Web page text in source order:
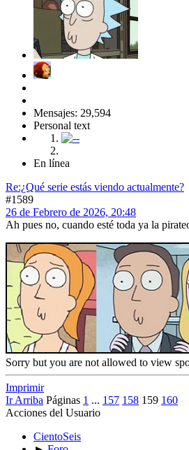
Mensajes: 29,594
Personal text
En línea
Re:¿Qué serie estás viendo actualmente?
#1589
26 de Febrero de 2026, 20:48
Ah pues no, cuando esté toda ya la
Sorry but you are not allowed to view
Imprimir
Ir Arriba Páginas 1 ... 157 158 159 160
Acciones del Usuario
CientoSeis